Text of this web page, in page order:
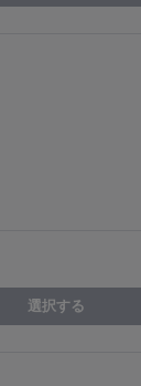
選択する